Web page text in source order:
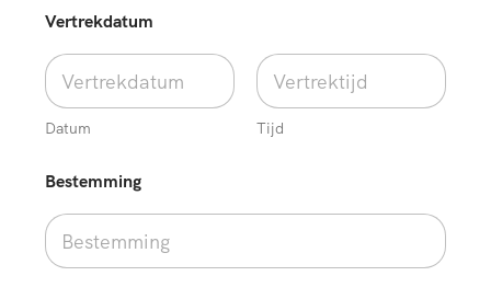
Vertrekdatum
Datum Tijd
Bestemming